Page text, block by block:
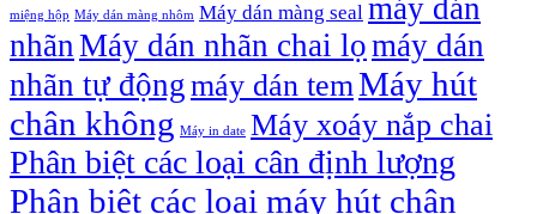
miệng hộp Máy dán màng nhôm Máy dán màng seal máy dán
nhãnMáy dán nhãn chai lọmáy dán
nhãn tự độngmáy dán temMáy hút
chân không Máy in date Máy xoáy nắp chai
Phân biệt các loại cân định lượng
Phân biệt các loại máy hút chân